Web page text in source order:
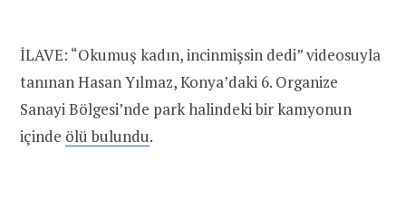
İLAVE: “Okumuş kadın, incinmişsin dedi” videosuyla
tanınan Hasan Yılmaz, Konya’daki 6. Organize
Sanayi Bölgesi’nde park halindeki bir kamyonun
içinde ölü bulundu.